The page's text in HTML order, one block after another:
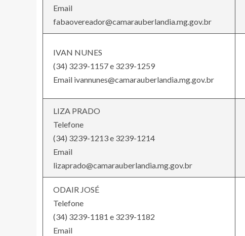
Email
fabaovereador@camarauberlandia.mg.gov.br
IVAN NUNES
(34) 3239-1157 e 3239-1259
Email ivannunes@camarauberlandia.mg.gov.br
LIZA PRADO
Telefone
(34) 3239-1213 e 3239-1214
Email
lizaprado@camarauberlandia.mg.gov.br
ODAIR JOSÉ
Telefone
(34) 3239-1181 e 3239-1182
Email